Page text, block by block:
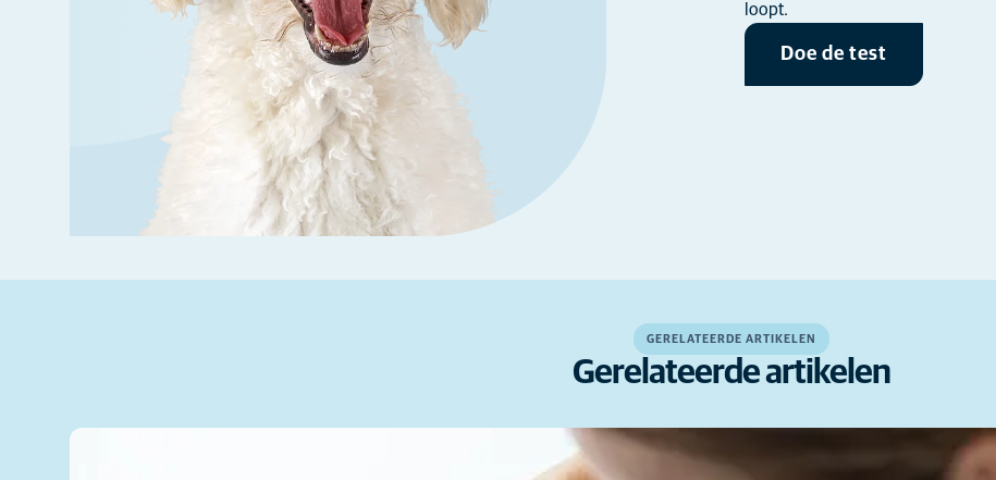
loopt.
Doe de test
GERELATEERDE ARTIKELEN
Gerelateerde artikelen